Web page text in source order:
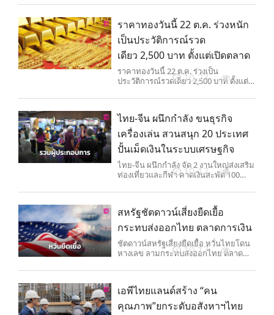
แกมเมอร์ เปิดประวัติเป็นใครมาจากไหน
ผลงานช่วงที่ผ่านมา
ราคาทองวันนี้ 22 ต.ค. ร่วงหนัก
เป็นประวัติการณ์รวด
เดียว 2,500 บาท ตั้งแต่เปิดตลาด
ราคาทองวันนี้ 22 ต.ค. ร่วงเป็น
ประวัติการณ์รวดเดียว 2,500 บาท ตั้งแต่
รูปพรรณลงมาที่ 64,550 บาท
10-23
ไทย-จีน ผนึกกำลัง ขนธุรกิจ
เครื่องเล่น สวนสนุก 20 ประเทศ
ปั้นเม็ดเงินในระบบเศรษฐกิจ
ไทย-จีน ผนึกกำลัง จัด 2 งานใหญ่ส่งเสริม
ท่องเที่ยวและกีฬา คาดเงินสะพัด 100
10-17
สหรัฐชัตดาวน์เสี่ยงยืดเยื้อ
กระทบส่งออกไทย ตลาดการเงิน
ชัตดาวน์สหรัฐเสี่ยงยืดเยื้อ หวั่นไทยโดน
หางเลข ลามกระทบส่งออกไทย ตลาด
10-17
เอพีไทยแลนด์สร้าง “คน
คุณภาพ”ยกระดับอสังหาฯไทย